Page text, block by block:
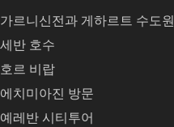
가르니신전과 게하르트 수도원
세반 호수
호르 비랍
에치미아진 방문
예레반 시티투어